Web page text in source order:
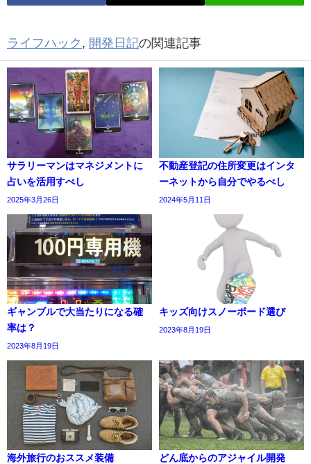
ライフハック , 開発日記の関連記事
サラリーマンはマネジメントに
占いを活用すべし
2025年3月26日
不動産登記の住所変更はインタ
ーネットから自分でやるべし
2024年5月11日
ギャンブルで大当たりになる確
率は？
2023年8月19日
キッズ向けスノーボード選び
2023年8月19日
海外旅行のおススメ装備 どん底からのアジャイル開発